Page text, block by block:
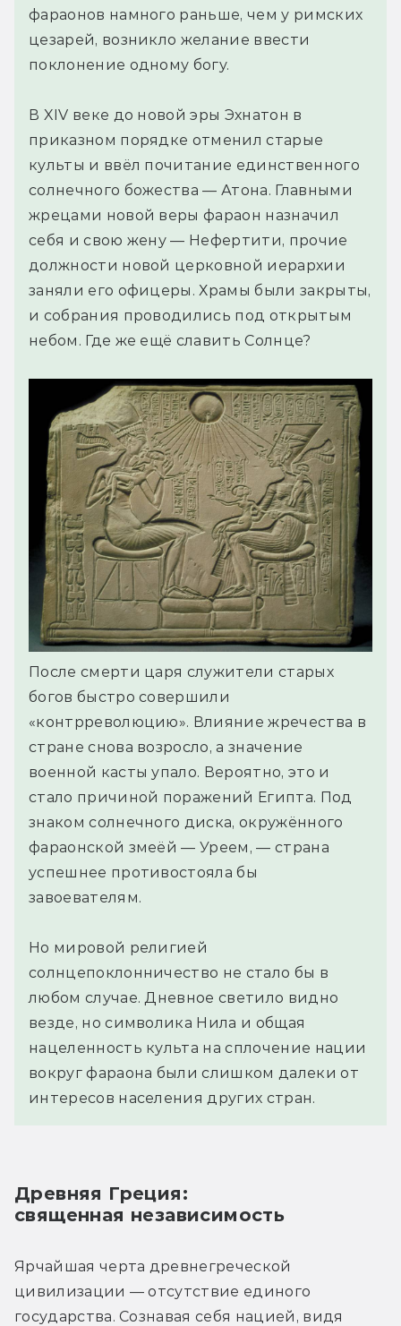
фараонов намного раньше, чем у римских
цезарей, возникло желание ввести
поклонение одному богу.
В XIV веке до новой эры Эхнатон в
приказном порядке отменил старые
культы и ввёл почитание единственного
солнечного божества — Атона. Главными
жрецами новой веры фараон назначил
себя и свою жену — Нефертити, прочие
должности новой церковной иерархии
заняли его офицеры. Храмы были закрыты,
и собрания проводились под открытым
небом. Где же ещё славить Солнце?
После смерти царя служители старых
богов быстро совершили
«контрреволюцию». Влияние жречества в
стране снова возросло, а значение
военной касты упало. Вероятно, это и
стало причиной поражений Египта. Под
знаком солнечного диска, окружённого
фараонской змеёй — Уреем, — страна
успешнее противостояла бы
завоевателям.
Но мировой религией
солнцепоклонничество не стало бы в
любом случае. Дневное светило видно
везде, но символика Нила и общая
нацеленность культа на сплочение нации
вокруг фараона были слишком далеки от
интересов населения других стран.
Древняя Греция:
священная независимость
Ярчайшая черта древнегреческой
цивилизации — отсутствие единого
государства. Сознавая себя нацией, видя